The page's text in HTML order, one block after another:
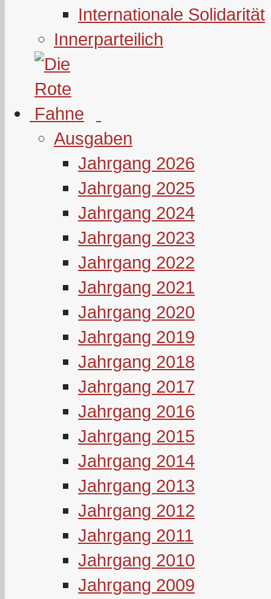
Internationale Solidarität
Innerparteilich
Ausgaben
Jahrgang 2026
Jahrgang 2025
Jahrgang 2024
Jahrgang 2023
Jahrgang 2022
Jahrgang 2021
Jahrgang 2020
Jahrgang 2019
Jahrgang 2018
Jahrgang 2017
Jahrgang 2016
Jahrgang 2015
Jahrgang 2014
Jahrgang 2013
Jahrgang 2012
Jahrgang 2011
Jahrgang 2010
Jahrgang 2009